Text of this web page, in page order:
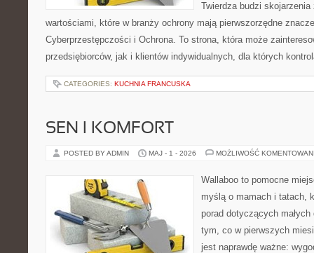
Twierdza budzi
wartościami, które w branży ochrony mają pierwszorzędne
Cyberprzestępczości i Ochrona. To strona, która może
przedsiębiorców, jak i klientów indywidualnych, dla których
CATEGORIES: KUCHNIA FRANCUSKA
SEN I KOMFORT
POSTED BY ADMIN MAJ - 1 - 2026 MOŻLIWOŚĆ
Wallaboo to pomocne
myślą o mamach i tatach,
porad dotyczących
tym, co w pierwszych
jest naprawdę ważne: